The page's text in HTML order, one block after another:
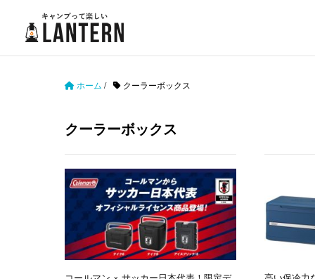
ホーム / クーラーボックス
クーラーボックス